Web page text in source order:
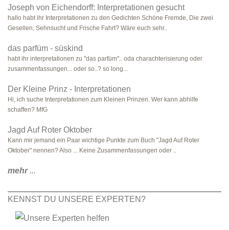
Joseph von Eichendorff: Interpretationen gesucht
hallo habt ihr Interpretationen zu den Gedichten Schöne Fremde, Die zwei
Gesellen, Sehnsucht und Frische Fahrt? Wäre euch sehr..
das parfüm - süskind
habt ihr interpretationen zu "das parfüm".. oda charachterisierung oder
zusammenfassungen... oder so..? so long...
Der Kleine Prinz - Interpretationen
Hi, ich suche Interpretationen zum Kleinen Prinzen. Wer kann abhilfe
schaffen? MfG
Jagd Auf Roter Oktober
Kann mir jemand ein Paar wichtige Punkte zum Buch "Jagd Auf Roter
Oktober" nennen? Also ... Keine Zusammenfassungen oder ..
mehr...
KENNST DU UNSERE EXPERTEN?